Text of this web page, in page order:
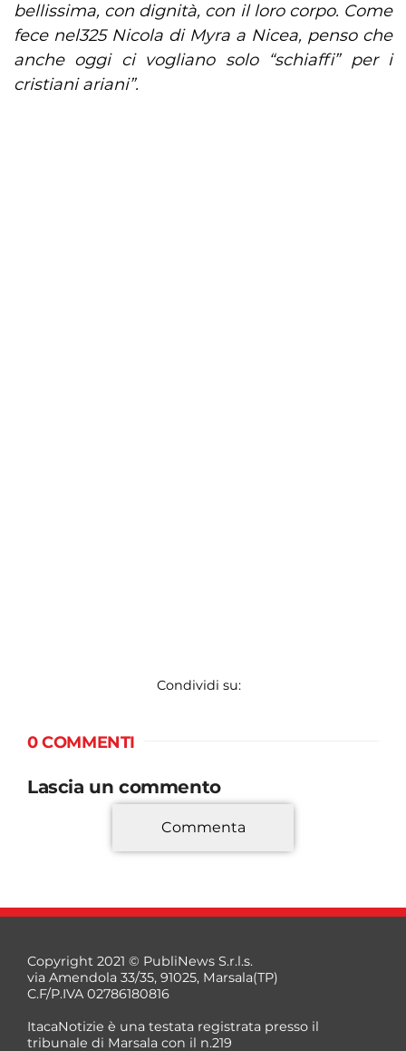
bellissima, con dignità, con il loro corpo. Come
fece nel325 Nicola di Myra a Nicea, penso che
anche oggi ci vogliano solo “schiaffi” per i
cristiani ariani”.
Condividi su:
0 COMMENTI
Lascia un commento
*
Commenta
Copyright 2021 © PubliNews S.r.l.s.
via Amendola 33/35, 91025, Marsala(TP)
C.F/P.IVA 02786180816
ItacaNotizie è una testata registrata presso il
tribunale di Marsala con il n.219